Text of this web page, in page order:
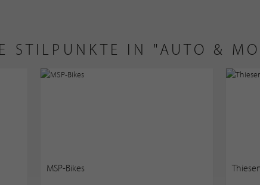
STILPUNKTE IN "AUTO &
MSP-Bikes